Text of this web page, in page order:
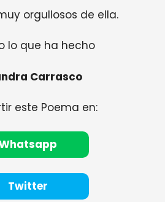
orgullosos de ella.
lo que ha hecho
Carrasco
este Poema en:
Twitter